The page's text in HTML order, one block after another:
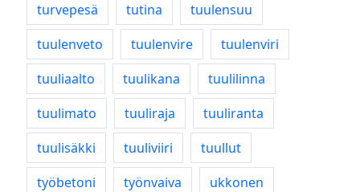
turvepesä
tutina
tuulensuu
tuulenveto
tuulenvire
tuulenviri
tuuliaalto
tuulikana
tuulilinna
tuulimato
tuuliraja
tuuliranta
tuulisäkki
tuuliviiri
tuullut
työbetoni
työnvaiva
ukkonen